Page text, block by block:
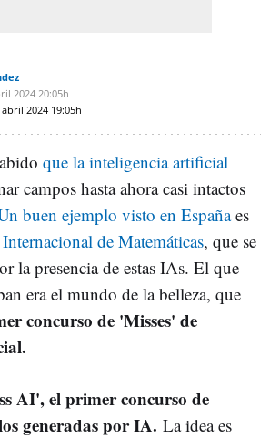
2024 20:05h
abril 2024 19:05h
que la inteligencia artificial
campos hasta ahora casi intactos
buen ejemplo visto en Españaes
de Matemáticas, que se
la presencia de estas IAs. El que
era el mundo de la belleza, que
concurso de 'Misses' de
AI', el primer concurso de
generadas por IA. La idea es